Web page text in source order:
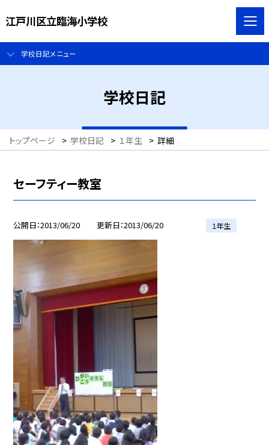
江戸川区立臨海小学校
学校日記メニュー
学校日記
トップページ > 学校日記 > １年生 > 詳細
セーフティー教室
公開日 2013/06/20 更新日 2013/06/20 １年生